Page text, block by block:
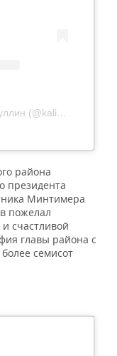
Публикация от Рустам Калимуллин (@kalimullin.rustam)
района
президента
Минтимера
пожелал
счастливой
главы района с
семисот